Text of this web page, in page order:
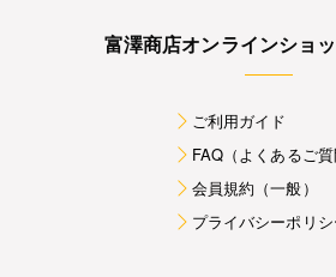
富澤商店オンラインショ
ご利用ガイド
FAQ（よくあるご質
会員規約（一般）
プライバシーポリ